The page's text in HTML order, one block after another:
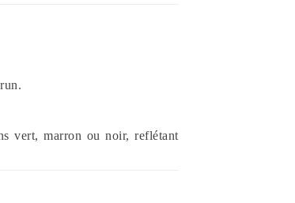
vert, marron ou noir, reflétant